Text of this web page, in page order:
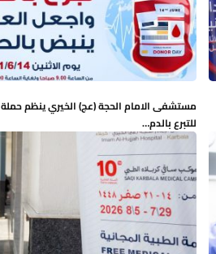
مستشفى الامام الحجة (عج) الخيري ينظم حملة
للتبرع بالدم…